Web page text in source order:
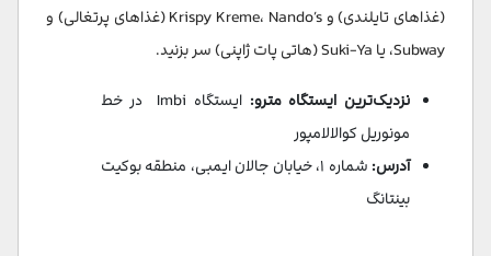
(غذاهای تایلندی) و Krispy Kreme، Nando’s (غذاهای پرتغالی) و
Subway، یا Suki-Ya (هاتی پات ژاپنی) سر بزنید.
نزدیک‌ترین ایستگاه مترو:
ایستگاه Imbi در خط
مونوریل کوالالامپور
آدرس:
شماره ۱، خیابان جالان ایمبی، منطقه بوکیت
بینتانگ